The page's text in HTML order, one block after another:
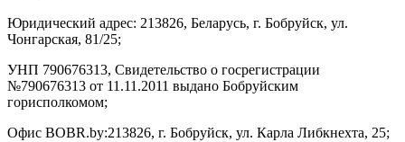
Юридический адрес: 213826, Беларусь, г. Бобруйск, ул.
Чонгарская, 81/25;
УНП 790676313, Свидетельство о госрегистрации
№790676313 от 11.11.2011 выдано Бобруйским
горисполкомом;
Офис BOBR.by:213826, г. Бобруйск, ул. Карла Либкнехта, 25;